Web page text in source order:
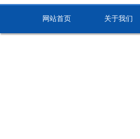
网站首页 关于我们